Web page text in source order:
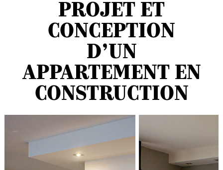
PROJET ET
CONCEPTION
D’UN
APPARTEMENT EN
CONSTRUCTION